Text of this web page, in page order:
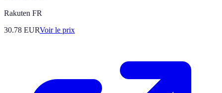
Rakuten FR
30.78 EURVoir le prix